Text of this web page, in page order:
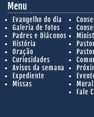
Menu
Evangelho do dia
Galeria de fotos
Padres e Diáconos
História
Oração
Curiosidades
Avisos da semana
Expediente
Missas
Fale